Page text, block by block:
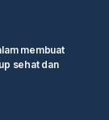
membuat
sehat dan